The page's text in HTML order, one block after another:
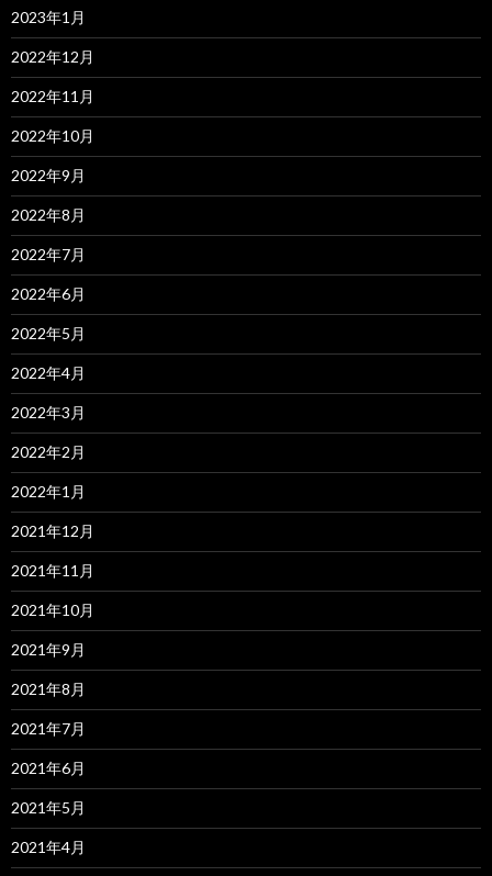
2023年1月
2022年12月
2022年11月
2022年10月
2022年9月
2022年8月
2022年7月
2022年6月
2022年5月
2022年4月
2022年3月
2022年2月
2022年1月
2021年12月
2021年11月
2021年10月
2021年9月
2021年8月
2021年7月
2021年6月
2021年5月
2021年4月